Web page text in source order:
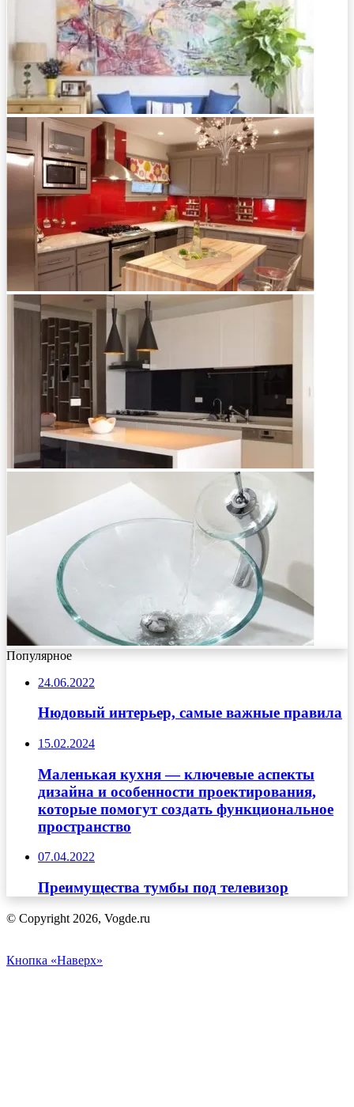
Популярное
24.06.2022
Нюдовый интерьер, самые важные правила
15.02.2024
Маленькая кухня — ключевые аспекты
дизайна и особенности проектирования,
которые помогут создать функциональное
пространство
07.04.2022
Преимущества тумбы под телевизор
© Copyright 2026, Vogde.ru
Кнопка «Наверх»